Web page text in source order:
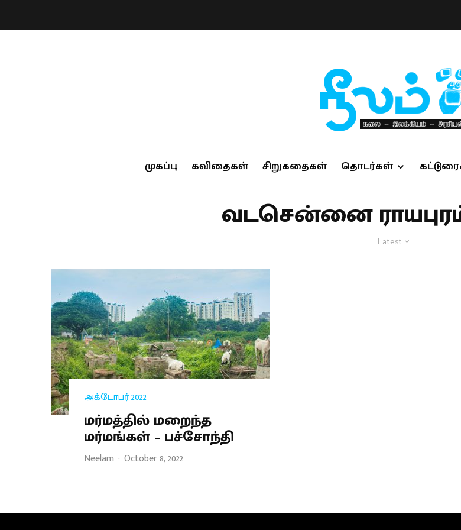
முகப்பு கவிதைகள் சிறுகதைகள் தொடர்கள்
வடசென்னை
Latest
அக்டோபர் 2022
மர்மத்தில் மறைந்த
மர்மங்கள் – பச்சோந்தி
Neelam · October 8, 2022